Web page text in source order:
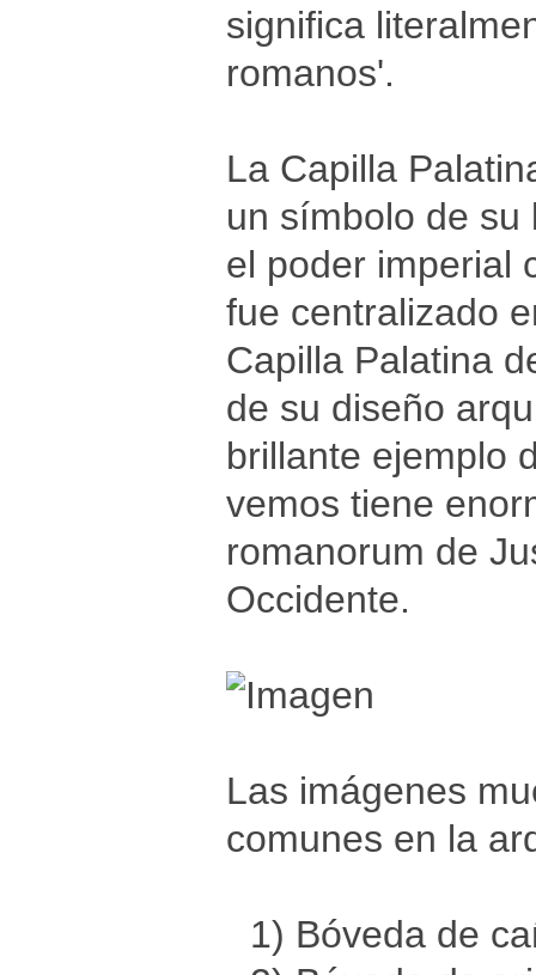
significa
romanos'.
La Capilla
un símbolo de su
el poder imperial
fue centralizado
Capilla Palatina
de su diseño
brillante ejemplo
vemos tiene
romanorum de
Occidente.
Las imágenes
comunes en la
1) Bóveda de